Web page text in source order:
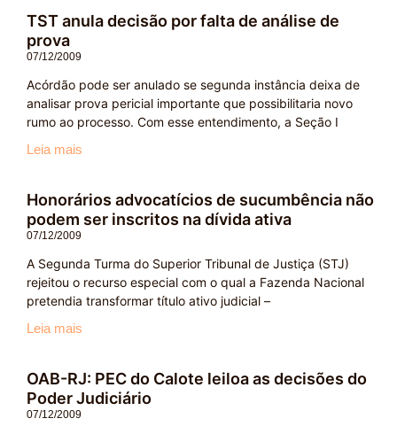
TST anula decisão por falta de análise de
prova
07/12/2009
Acórdão pode ser anulado se segunda instância deixa de
analisar prova pericial importante que possibilitaria novo
rumo ao processo. Com esse entendimento, a Seção I
Leia mais
Honorários advocatícios de sucumbência não
podem ser inscritos na dívida ativa
07/12/2009
A Segunda Turma do Superior Tribunal de Justiça (STJ)
rejeitou o recurso especial com o qual a Fazenda Nacional
pretendia transformar título ativo judicial –
Leia mais
OAB-RJ: PEC do Calote leiloa as decisões do
Poder Judiciário
07/12/2009